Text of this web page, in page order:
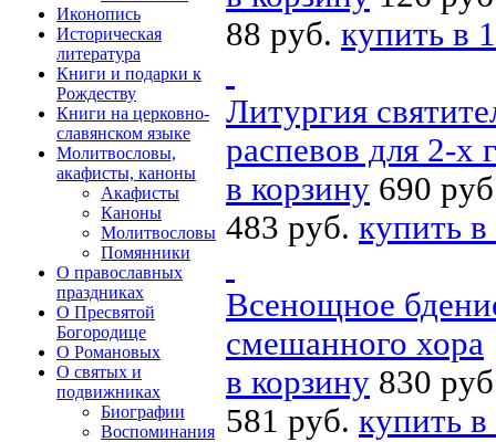
Иконопись
Историческая
литература
Книги и подарки к
Рождеству
Книги на церковно-
славянском языке
Молитвословы,
акафисты, каноны
Акафисты
Каноны
Молитвословы
Помянники
О православных
праздниках
О Пресвятой
Богородице
О Романовых
О святых и
подвижниках
Биографии
Воспоминания
88 руб. купить в
Литургия
распевов для 2-х
в корзину 690
483 руб. купить
Всенощное
смешанного хора
в корзину 830
581 руб. купить